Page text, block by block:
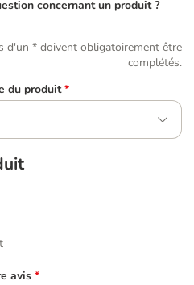
concernant un produit ?
d'un * doivent obligatoirement être
complétés.
du produit *
avis *